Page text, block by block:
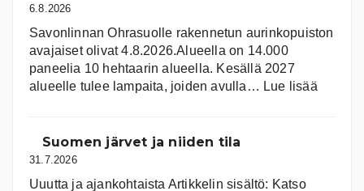
6.8.2026
Savonlinnan Ohrasuolle rakennetun aurinkopuiston
avajaiset olivat 4.8.2026.Alueella on 14.000
paneelia 10 hehtaarin alueella. Kesällä 2027
alueelle tulee lampaita, joiden avulla… Lue lisää:
Suomen järvet ja niiden tila
31.7.2026
Uuutta ja ajankohtaista Artikkelin sisältö: Katso